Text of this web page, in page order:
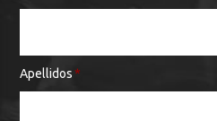
Apellidos *